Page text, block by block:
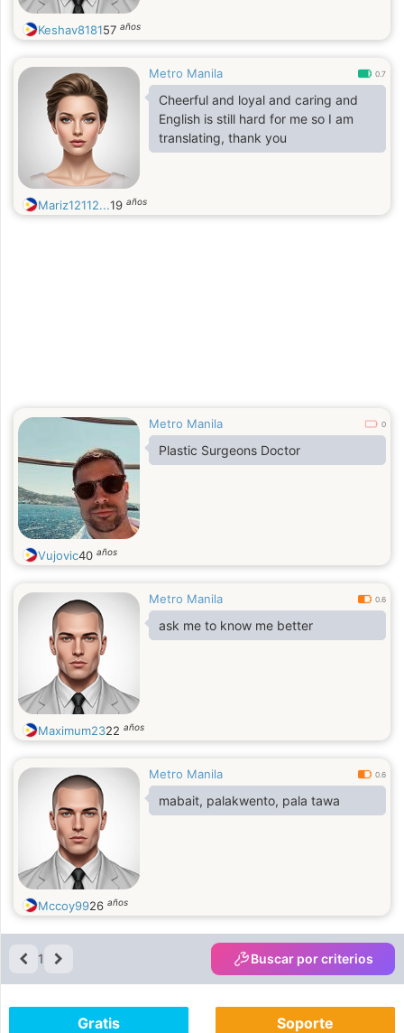
Keshav818157 años
Metro Manila 0.7
Cheerful and loyal and caring and
English is still hard for me so I am
translating, thank you
Mariz12112...19 años
Metro Manila 0
Plastic Surgeons Doctor
Vujovic40 años
Metro Manila 0.6
ask me to know me better
Maximum2322 años
Metro Manila 0.6
mabait, palakwento, pala tawa
Mccoy9926 años
1 Buscar por criterios
Gratis Soporte